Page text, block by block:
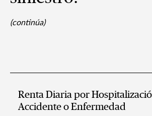
(continúa)
Renta Diaria por
Accidente o Enfermedad